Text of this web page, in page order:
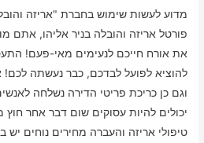
מדוע לעשות שימוש בחברת "אריזה
פורטל אריזה והובלה בניר אליהו,
את אורח חייכם לנעימים מאי-פעם!
להוציא לפועל לבדכם, כבר נעשתה לכם!
וגם כן כריכת פריטי הדירה נשלחה
יכולים להיות עסוקים שום דבר אחר
טיפולי אריזה והעברה מחירים נוחים יש